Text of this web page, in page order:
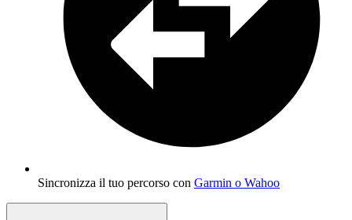
Sincronizza il tuo percorso con Garmin o Wahoo